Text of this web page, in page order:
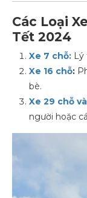
Các Loại
Tết 2024
Xe 7 chỗ: Lý
Xe 16 chỗ:
bè.
Xe 29 chỗ
người hoặc